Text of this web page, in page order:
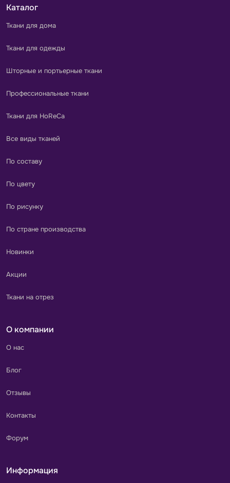
Каталог
Ткани для дома
Ткани для одежды
Шторные и портьерные ткани
Профессиональные ткани
Ткани для HoReCa
Все виды тканей
По составу
По цвету
По рисунку
По стране производства
Новинки
Акции
Ткани на отрез
О компании
О нас
Блог
Отзывы
Контакты
Форум
Информация